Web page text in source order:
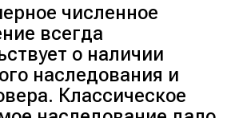
численное
всегда
о наличии
наследования и
Классическое